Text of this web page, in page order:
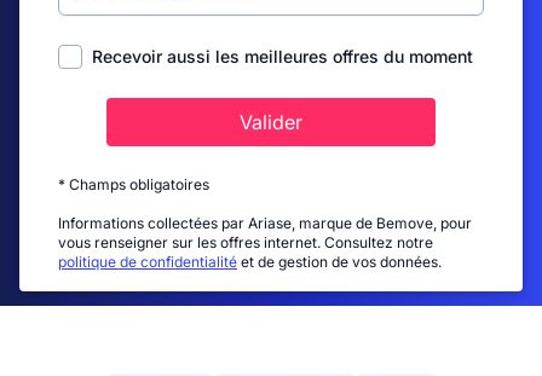
Recevoir aussi les meilleures offres du moment
Valider
* Champs obligatoires
Informations collectées par Ariase, marque de Bemove, pour
vous renseigner sur les offres internet. Consultez notre
politique de confidentialité et de gestion de vos données.